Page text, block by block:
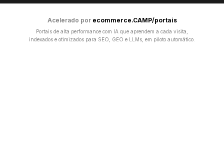
Acelerado por ecommerce.CAMP/portais
Portais de alta performance com IA que aprendem a cada visita,
indexados e otimizados para SEO, GEO e LLMs, em piloto automático.